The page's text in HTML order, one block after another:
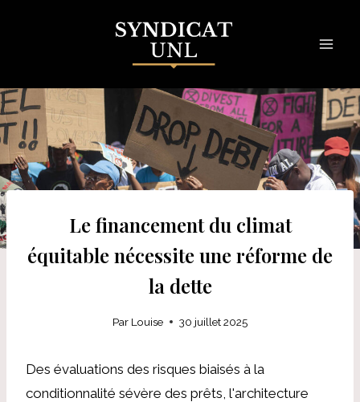
Le financement du climat
équitable nécessite une réforme de
la dette
Par Louise 30 juillet 2025
Des évaluations des risques biaisés à la
conditionnalité sévère des prêts, l'architecture